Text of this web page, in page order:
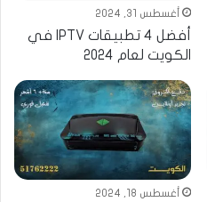
أغسطس 31, 2024
أفضل 4 تطبيقات IPTV في
الكويت لعام 2024
أغسطس 18, 2024